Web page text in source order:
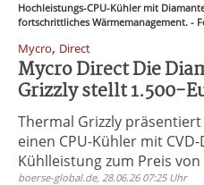
Hochleistungs-CPU-Kühler mit
fortschrittliches Wärmemanagement. -
Mycro, Direct
Mycro Direct Die
Grizzly stellt 1.500-
Thermal Grizzly
einen CPU-Kühler mit
Kühlleistung zum Preis von
boerse-global.de, 28.06.26 07:25 Uhr